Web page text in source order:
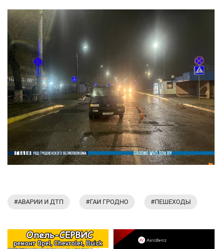
#АВАРИИ И ДТП #ГАИ ГРОДНО #ПЕШЕХОДЫ